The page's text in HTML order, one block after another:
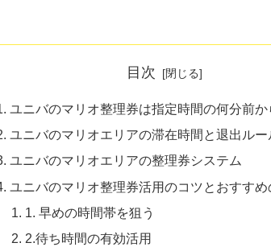
目次
ユニバのマリオ整理券は指定時間の何分前か
ユニバのマリオエリアの滞在時間と退出ルー
ユニバのマリオエリアの整理券システム
ユニバのマリオ整理券活用のコツとおすす
1. 早めの時間帯を狙う
2.待ち時間の有効活用